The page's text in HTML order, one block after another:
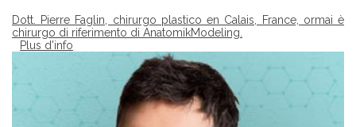
Dott. Pierre Faglin, chirurgo plastico en Calais, France, ormai è
chirurgo di riferimento di AnatomikModeling.
Plus d'info